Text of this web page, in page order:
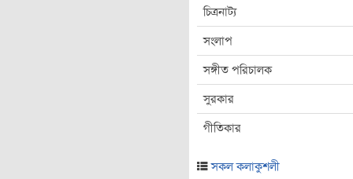
চিত্রনাট্য
সংলাপ
সঙ্গীত পরিচালক
সুরকার
গীতিকার
সকল কলাকুশলী